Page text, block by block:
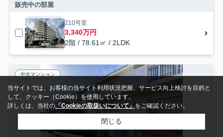
販売中の部屋
210号室
3,340万円
2階 / 78.61㎡ / 2LDK
中古マンション
当サイトでは、お客様の当サイト利用状況把握、サービス向上検討を目的と
して、クッキー（Cookie）を使用しています。
詳しくは、当社の 「Cookieの取扱いについて」をご確認ください。
閉じる